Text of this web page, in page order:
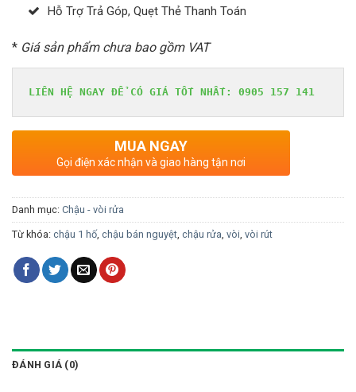
Hỗ Trợ Trả Góp, Quẹt Thẻ Thanh Toán
* Giá sản phẩm chưa bao gồm VAT
LIÊN HỆ NGAY ĐỂ CÓ GIÁ TỐT NHẤT: 0905 157 141
MUA NGAY
Gọi điện xác nhận và giao hàng tận nơi
Danh mục: Chậu - vòi rửa
Từ khóa: chậu 1 hố chậu bán nguyệt chậu rửa vòi vòi rút
ĐÁNH GIÁ (0)